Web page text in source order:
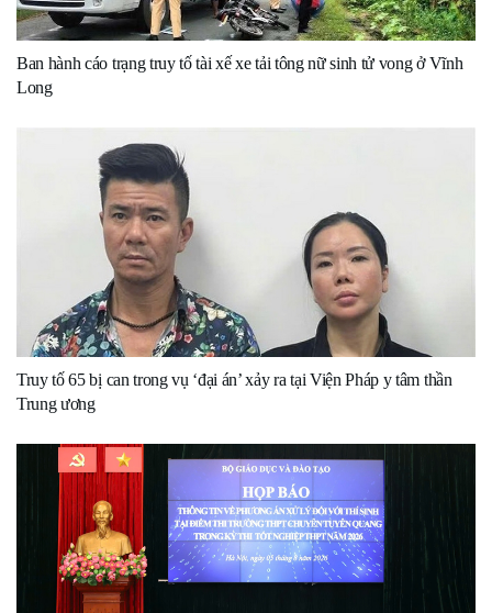
Ban hành cáo trạng truy tố tài xế xe tải tông nữ sinh tử vong ở Vĩnh
Long
Truy tố 65 bị can trong vụ ‘đại án’ xảy ra tại Viện Pháp y tâm thần
Trung ương